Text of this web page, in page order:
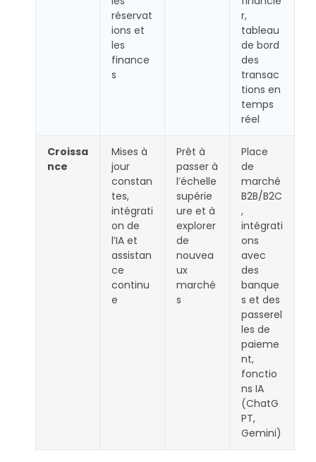
réservat
ions et
les
finance
s
r,
tableau
de bord
des
transac
tions en
temps
réel
Croissa
nce
Mises à
jour
constan
tes,
intégrati
on de
l’IA et
assistan
ce
continu
e
Prêt à
passer à
l’échelle
supérie
ure et à
explorer
de
nouvea
ux
marché
s
Place
de
marché
B2B/B2C
,
intégrati
ons
avec
des
banque
s et des
passerel
les de
paieme
nt,
fonctio
ns IA
(ChatG
PT,
Gemini)